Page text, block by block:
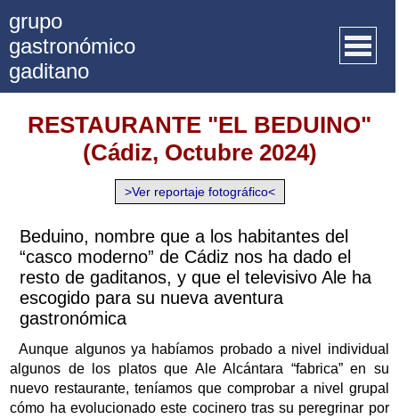
grupo
gastronómico
gaditano
Inicio
Quienes somos
Actividades
Premios GGG
Facebook
Contacto
RESTAURANTE "EL BEDUINO"
(Cádiz, Octubre 2024)
>Ver reportaje fotográfico<
Beduino, nombre que a los habitantes del
“casco moderno” de Cádiz nos ha dado el
resto de gaditanos, y que el televisivo Ale ha
escogido para su nueva aventura
gastronómica
Aunque algunos ya habíamos probado a nivel individual
algunos de los platos que Ale Alcántara “fabrica” en su
nuevo restaurante, teníamos que comprobar a nivel grupal
cómo ha evolucionado este cocinero tras su peregrinar por